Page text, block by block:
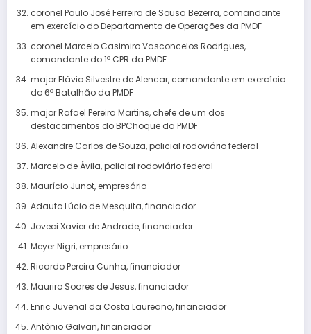
coronel Paulo José Ferreira de Sousa Bezerra, comandante
em exercício do Departamento de Operações da PMDF
coronel Marcelo Casimiro Vasconcelos Rodrigues,
comandante do 1º CPR da PMDF
major Flávio Silvestre de Alencar, comandante em exercício
do 6º Batalhão da PMDF
major Rafael Pereira Martins, chefe de um dos
destacamentos do BPChoque da PMDF
Alexandre Carlos de Souza, policial rodoviário federal
Marcelo de Ávila, policial rodoviário federal
Maurício Junot, empresário
Adauto Lúcio de Mesquita, financiador
Joveci Xavier de Andrade, financiador
Meyer Nigri, empresário
Ricardo Pereira Cunha, financiador
Mauriro Soares de Jesus, financiador
Enric Juvenal da Costa Laureano, financiador
Antônio Galvan, financiador